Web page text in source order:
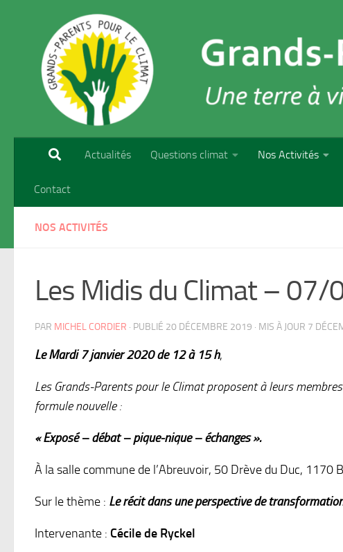
Skip to content
Actualités Questions climat Nos Activités
Contact
NOS ACTIVITÉS
Les Midis du Climat –
PAR MICHEL CORDIER · PUBLIÉ 20 DÉCEMBRE 2019 · MIS À JOUR 7
Le Mardi 7 janvier 2020 de 12 à 15 h,
Les Grands-Parents pour le Climat proposent à leurs
formule nouvelle :
« Exposé – débat – pique-nique – échanges ».
À la salle commune de l’Abreuvoir, 50 Drève du Duc, 1170
Sur le thème : Le récit dans une perspective de
Intervenante : Cécile de Ryckel